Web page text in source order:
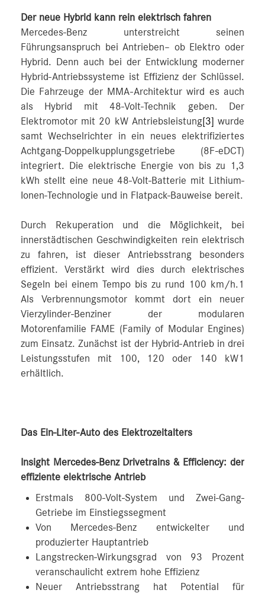
Der neue Hybrid kann rein elektrisch fahren
Mercedes-Benz unterstreicht seinen
Führungsanspruch bei Antrieben– ob Elektro oder
Hybrid. Denn auch bei der Entwicklung moderner
Hybrid-Antriebssysteme ist Effizienz der Schlüssel.
Die Fahrzeuge der MMA-Architektur wird es auch
als Hybrid mit 48-Volt-Technik geben. Der
Elektromotor mit 20 kW Antriebsleistung[3] wurde
samt Wechselrichter in ein neues elektrifiziertes
Achtgang-Doppelkupplungsgetriebe (8F-eDCT)
integriert. Die elektrische Energie von bis zu 1,3
kWh stellt eine neue 48-Volt-Batterie mit Lithium-
Ionen-Technologie und in Flatpack-Bauweise bereit.
Durch Rekuperation und die Möglichkeit, bei
innerstädtischen Geschwindigkeiten rein elektrisch
zu fahren, ist dieser Antriebsstrang besonders
effizient. Verstärkt wird dies durch elektrisches
Segeln bei einem Tempo bis zu rund 100 km/h.1
Als Verbrennungsmotor kommt dort ein neuer
Vierzylinder-Benziner der modularen
Motorenfamilie FAME (Family of Modular Engines)
zum Einsatz. Zunächst ist der Hybrid-Antrieb in drei
Leistungsstufen mit 100, 120 oder 140 kW1
erhältlich.
Das Ein-Liter-Auto des Elektrozeitalters
Insight Mercedes-Benz Drivetrains & Efficiency: der
effiziente elektrische Antrieb
Erstmals 800-Volt-System und Zwei-Gang-
Getriebe im Einstiegssegment
Von Mercedes-Benz entwickelter und
produzierter Hauptantrieb
Langstrecken-Wirkungsgrad von 93 Prozent
veranschaulicht extrem hohe Effizienz
Neuer Antriebsstrang hat Potential für